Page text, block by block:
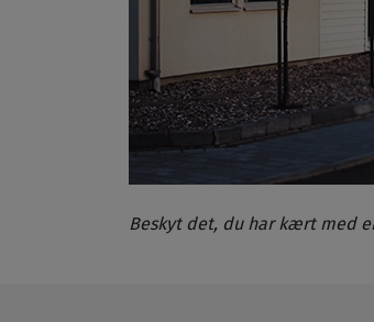
Beskyt det, du har kært med